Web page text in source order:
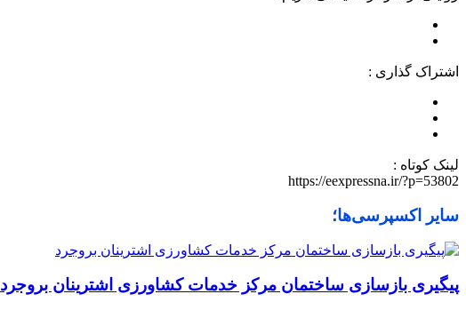
اشتراک گذاری :
لینک کوتاه :
https://eexpressna.ir/?p=53802
سایر اکسپرسی‌ها؛
پیگیری بازسازی ساختمان مرکز خدمات کشاورزی اشترینان بروجرد